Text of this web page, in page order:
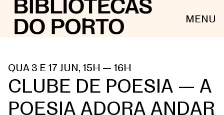
MENU
QUA 3 E 17 JUN, 15H — 16H
CLUBE DE POESIA — A
POESIA ADORA ANDAR